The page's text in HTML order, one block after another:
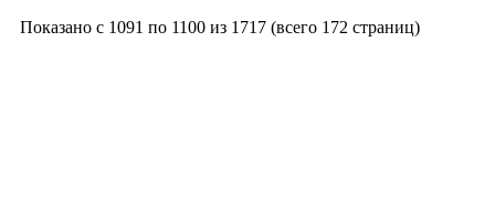
Показано с 1091 по 1100 из 1717 (всего 172 страниц)